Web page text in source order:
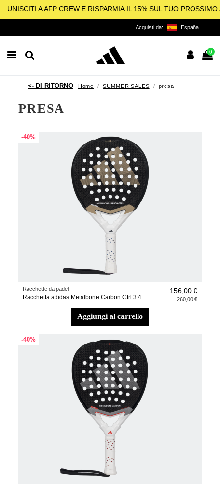
UNISCITI A AFP CREW E RISPARMIA IL 15% SUL TUO PROSSIMO
Acquisti da: España
0
Home SUMMER SALES presa
PRESA
-40%
Racchette da padel
Racchetta adidas Metalbone Carbon Ctrl 3.4
156,00 €
260,00 €
aggiungi al carrello
-40%